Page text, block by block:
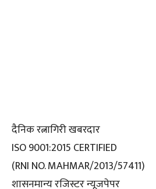
दैनिक रत्नागिरी खबरदार
ISO 9001:2015 CERTIFIED
(RNI NO. MAHMAR/2013/57411)
शासनमान्य रजिस्टर न्यूजपेपर